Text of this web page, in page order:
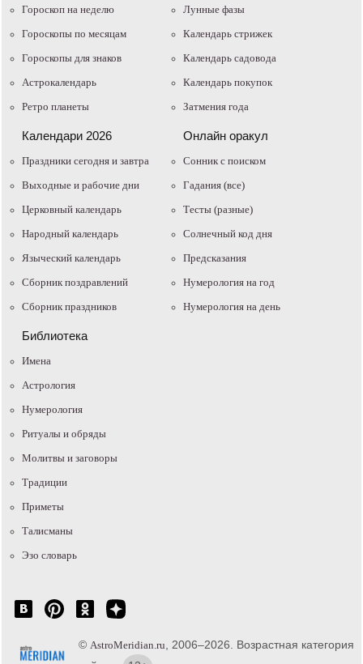
Гороскоп на неделю
Гороскопы по месяцам
Гороскопы для знаков
Астрокалендарь
Ретро планеты
Лунные фазы
Календарь стрижек
Календарь садовода
Календарь покупок
Затмения года
Календари 2026
Праздники сегодня и завтра
Выходные и рабочие дни
Церковный календарь
Народный календарь
Языческий календарь
Сборник поздравлений
Сборник праздников
Онлайн оракул
Cонник с поиском
Гадания (все)
Тесты (разные)
Солнечный код дня
Предсказания
Нумерология на год
Нумерология на день
Библиотека
Имена
Астрология
Нумерология
Ритуалы и обряды
Молитвы и заговоры
Традиции
Приметы
Талисманы
Эзо словарь
© AstroMeridian.ru, 2006–2026. Возрастная категория